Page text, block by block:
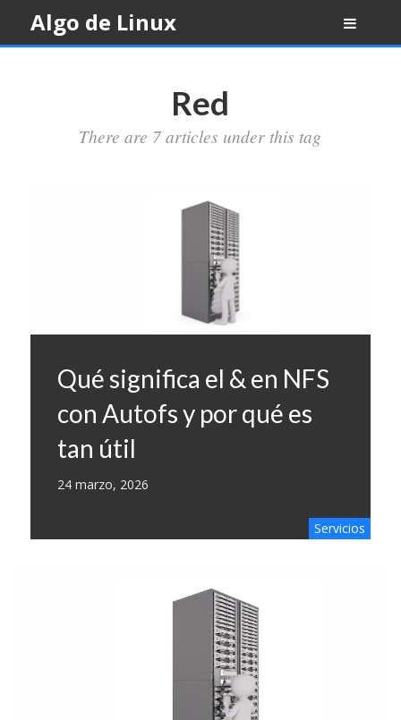
content
Algo de Linux
Red
There are 7 articles under this tag
Qué significa el & en NFS
con Autofs y por qué es
tan útil
24 marzo, 2026
Servicios